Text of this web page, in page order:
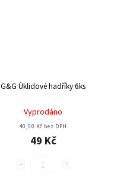
G&G Úklidové hadříky 6ks
Vyprodáno
40,50 Kč bez DPH
49 Kč